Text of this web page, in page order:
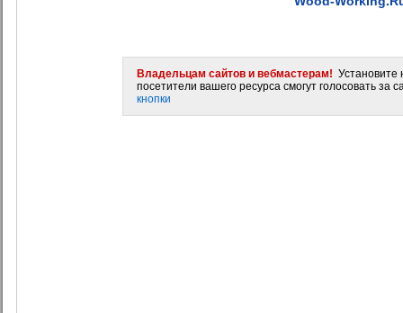
Владельцам сайтов и вебмастерам! Установите
посетители вашего ресурса смогут голосовать за
кнопки